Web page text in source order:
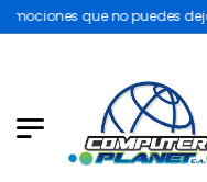
que no puedes